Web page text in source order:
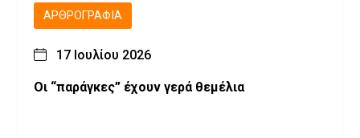
ΑΡΘΡΟΓΡΑΦΊΑ
17 Ιουλίου 2026
Οι “παράγκες” έχουν γερά θεμέλια